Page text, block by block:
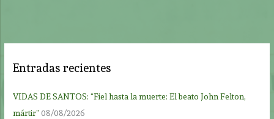
Entradas recientes
VIDAS DE SANTOS: “Fiel hasta la muerte: El beato John Felton,
mártir” 08/08/2026